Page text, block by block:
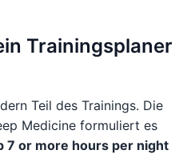
Trainingsplaner
Teil des Trainings. Die
Medicine formuliert es
7 or more hours per night